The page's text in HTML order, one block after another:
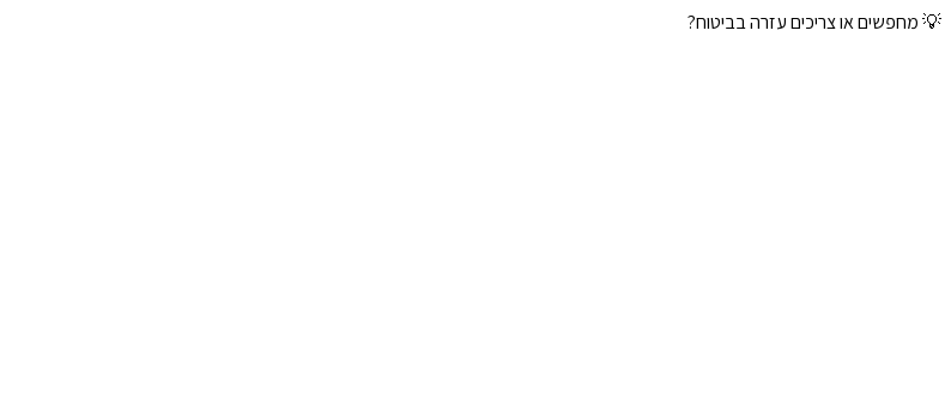
💡 מחפשים או צריכים עזרה בביטוח?